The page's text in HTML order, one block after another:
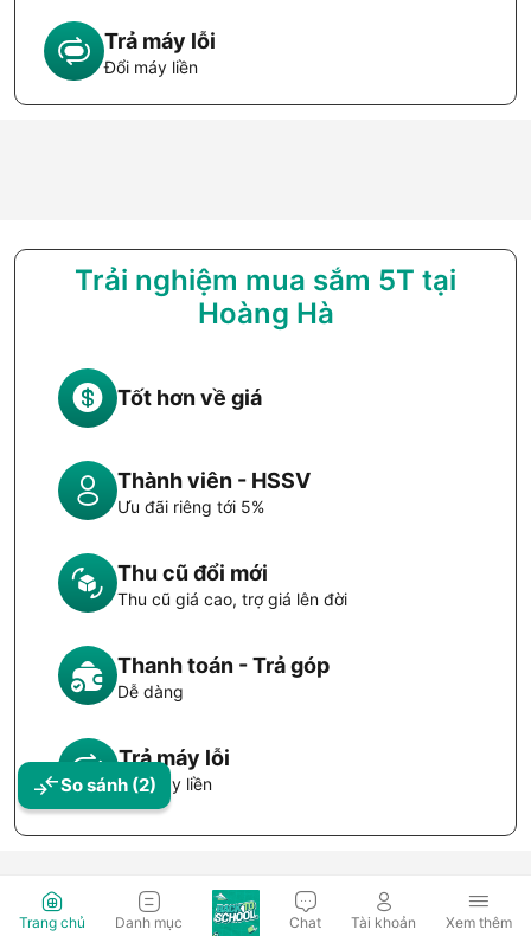
So sánh (2)
Trả máy lỗi
Đổi máy liền
Trải nghiệm mua sắm 5T tại
Hoàng Hà
Tốt hơn về giá
Thành viên - HSSV
Ưu đãi riêng tới 5%
Thu cũ đổi mới
Thu cũ giá cao, trợ giá lên đời
Thanh toán - Trả góp
Dễ dàng
Trả máy lỗi
Đổi máy liền
Trang chủ Danh mục Chat Tài khoản Xem thêm